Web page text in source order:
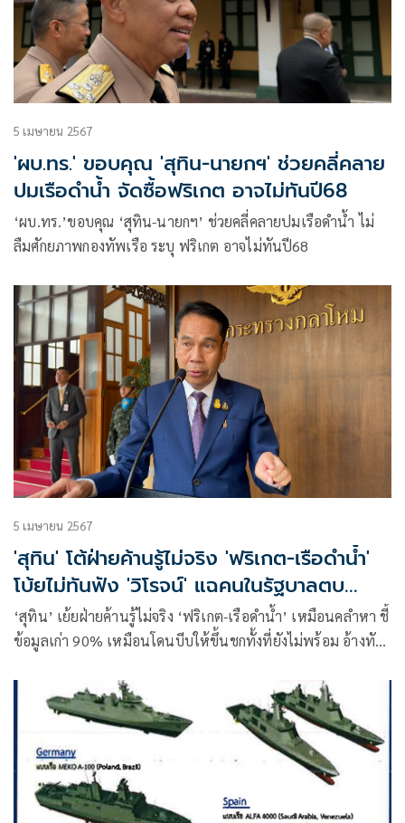
5 เมษายน 2567
'ผบ.ทร.' ขอบคุณ 'สุทิน-นายกฯ' ช่วยคลี่คลาย
ปมเรือดำน้ำ จัดซื้อฟริเกต อาจไม่ทันปี68
‘ผบ.ทร.’ขอบคุณ ‘สุทิน-นายกฯ’ ช่วยคลี่คลายปมเรือดำน้ำ ไม่
ลืมศักยภาพกองทัพเรือ ระบุ ฟริเกต อาจไม่ทันปี68
5 เมษายน 2567
'สุทิน' โต้ฝ่ายค้านรู้ไม่จริง 'ฟริเกต-เรือดำน้ำ'
โบ้ยไม่ทันฟัง 'วิโรจน์' แฉคนในรัฐบาลตบ
ทรัพย์
‘สุทิน’ เย้ยฝ่ายค้านรู้ไม่จริง ‘ฟริเกต-เรือดำน้ำ’ เหมือนคลำหา ชี้
ข้อมูลเก่า 90% เหมือนโดนบีบให้ขึ้นชกทั้งที่ยังไม่พร้อม อ้างทัน
แค่ให้กำลังใจ บอกทร.ใจเย็นๆได้เรือแน่ เชื่อปมเรือดำน้ำจบใน
เม.ย. มั่นใจเจ้าหน้าที่ทำความเข้าใจกับชาวบ้านดีแล้วเรื่องสิทธิ์
ที่ดิน พร้อมแจงประเด็นตัวเลขนายพลผิดเหตุมองตารางพลาด